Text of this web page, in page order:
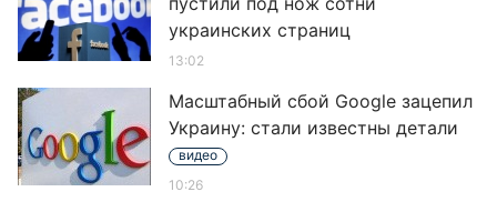
украинских страниц
13:02
Масштабный сбой Google зацепил
Украину: стали известны детали
видео
10:26